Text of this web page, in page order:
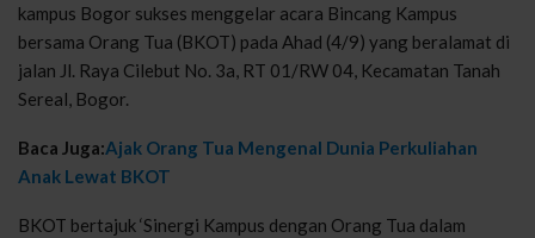
kampus Bogor sukses menggelar acara Bincang Kampus
bersama Orang Tua (BKOT) pada Ahad (4/9) yang beralamat di
jalan Jl. Raya Cilebut No. 3a, RT 01/RW 04, Kecamatan Tanah
Sereal, Bogor.
Baca Juga:Ajak Orang Tua Mengenal Dunia Perkuliahan
Anak Lewat BKOT
BKOT bertajuk ‘Sinergi Kampus dengan Orang Tua dalam